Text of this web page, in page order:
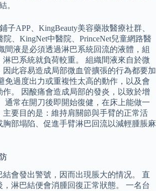
。
子APP、KingBeauty美容藥妝醫療社群、
院、KingNet中醫院、PrinceNet兒童網路醫
間液是必須透過淋巴系統回流的液體，組
巴系統就負荷較重。 組織間液來自於微
因此容易造成局部微血管擴張的行為都要加
免過度出力或重複性太高的動作，以及會
。 因酸痛會造成局部的發炎，以致於增
通常在開刀後即開始復健，在床上能做一
主要目的是：維持肩關節與手臂的正常活
部塌陷、促進手臂淋巴回流以減輕腫脹麻
會發出警號，因而出現脹大的情况。 直
淋巴結便會消腫回復正常狀態。 一名台